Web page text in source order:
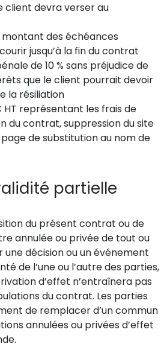
client devra verser au
des échéances
jusqu’à la fin du contrat
de 10 % sans préjudice de
que le client pourrait devoir
la résiliation
représentant les frais de
du contrat, suppression du site
de substitution au nom de
partielle
du présent contrat ou de
annulée ou privée de tout ou
décision ou un événement
de l’une ou l’autre des parties,
d’effet n’entraînera pas
du contrat. Les parties
de remplacer d’un commun
annulées ou privées d’effet